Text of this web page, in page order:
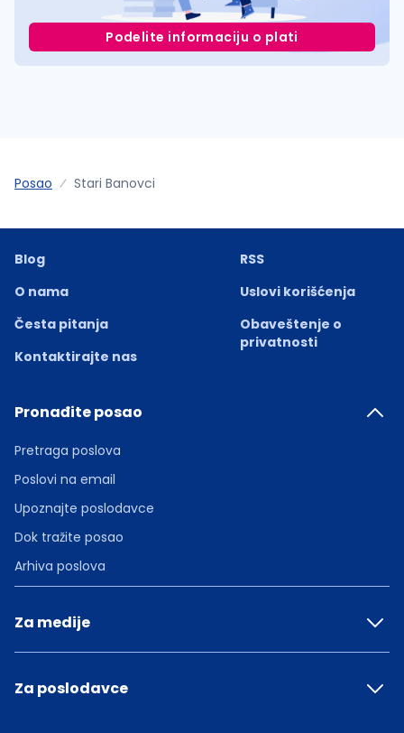
Podelite informaciju o plati
Posao Stari Banovci
Blog
O nama
Česta pitanja
Kontaktirajte nas
RSS
Uslovi korišćenja
Obaveštenje o
privatnosti
Pronađite posao
Pretraga poslova
Poslovi na email
Upoznajte poslodavce
Dok tražite posao
Arhiva poslova
Za medije
Za poslodavce